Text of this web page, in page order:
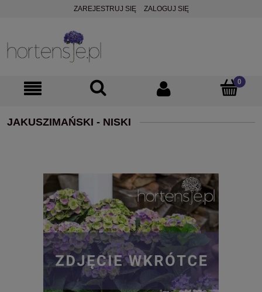
ZAREJESTRUJ SIĘ ZALOGUJ SIĘ
JAKUSZIMAŃSKI - NISKI